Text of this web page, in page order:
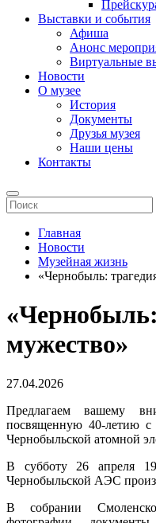
Выставки и события
Афиша
Анонс
Виртуальные
Новости
О музее
История
Документы
Друзья музея
Наши цены
Контакты
Главная
Новости
Музейная жизнь
«Чернобыль:
мужество»
27.04.2026
Предлагаем вашему
посвященную 40-летию с
Чернобыльской атомной
В субботу 26 апреля
Чернобыльской АЭС
В собрании